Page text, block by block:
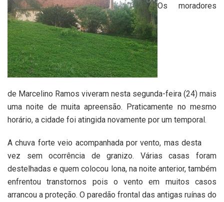
Os moradores
de Marcelino Ramos viveram nesta segunda-feira (24) mais
uma noite de muita apreensão. Praticamente no mesmo
horário, a cidade foi atingida novamente por um temporal.
A chuva forte veio acompanhada por vento, mas desta
vez sem ocorrência de granizo. Várias casas foram
destelhadas e quem colocou lona, na noite anterior, também
enfrentou transtornos pois o vento em muitos casos
arrancou a proteção. O paredão frontal das antigas ruínas do